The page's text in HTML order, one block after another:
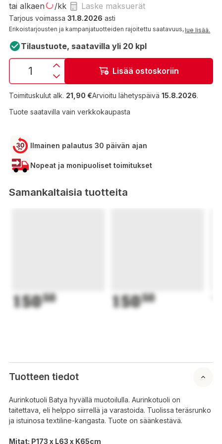
tai alkaen /kk Laske maksuerät
Tarjous voimassa 31.8.2026 asti
Erikoistarjousten ja kampanjatuotteiden rajoitettu saatavuus,lue lisää.
Tilaustuote, saatavilla yli 20 kpl
Lisää ostoskoriin
Toimituskulut alk. 21,90 €Arvioitu lähetyspäivä 15.8.2026.
Tuote saatavilla vain verkkokaupasta
Ilmainen palautus 30 päivän ajan
Nopeat ja monipuoliset toimitukset
Samankaltaisia tuotteita
15050 15050
Tuotteen tiedot
Aurinkotuoli Batya hyvällä muotoilulla. Aurinkotuoli on
taitettava, eli helppo siirrellä ja varastoida. Tuolissa teräsrunko
ja istuinosa textiline-kangasta. Tuote on säänkestävä.
Mitat: P173 x L63 x K65cm